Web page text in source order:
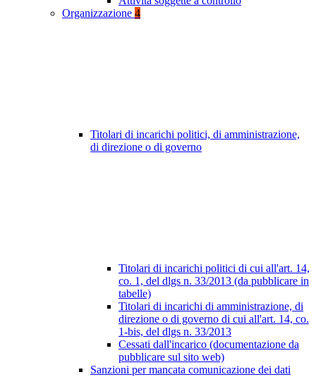
Organizzazione 4
Titolari di incarichi politici, di amministrazione,
di direzione o di governo
Titolari di incarichi politici di cui all'art. 14,
co. 1, del dlgs n. 33/2013 (da pubblicare in
tabelle)
Titolari di incarichi di amministrazione, di
direzione o di governo di cui all'art. 14, co.
1-bis, del dlgs n. 33/2013
Cessati dall'incarico (documentazione da
pubblicare sul sito web)
Sanzioni per mancata comunicazione dei dati